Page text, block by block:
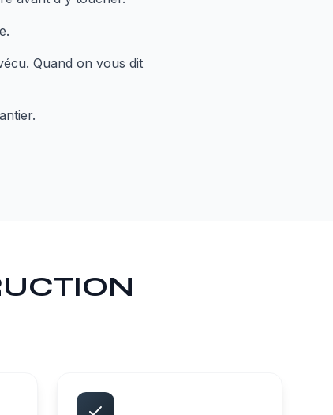
Quand on vous dit